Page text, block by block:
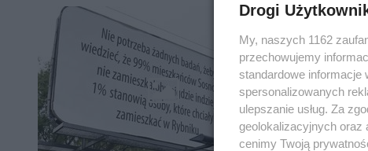
fundacji
Sosnowiec
najnowszą
Drogi
My, naszych 1162
przechowujemy
standardowe informacje
spersonalizowanych
ulepszanie usług. Za
geolokalizacyjnych oraz
cenimy Twoją